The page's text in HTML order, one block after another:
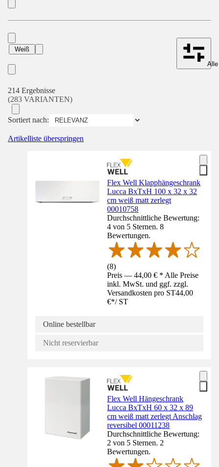
Weiß
214 Ergebnisse
(283 VARIANTEN)
Sortiert nach:
Artikelliste überspringen
Flex Well Klapphängeschrank
Lucca BxTxH 100 x 32 x 32
cm weiß matt zerlegt
00010758
Durchschnittliche Bewertung:
4 von 5 Sternen. 8
Bewertungen.
(8)
Preis — 44,00 € * Alle Preise
inkl. MwSt. und ggf. zzgl.
Versandkosten pro ST44,00
€*/ ST
Online bestellbar
Nicht reservierbar
Flex Well Hängeschrank
Lucca BxTxH 60 x 32 x 89
cm weiß matt zerlegt Anschlag
reversibel 00011238
Durchschnittliche Bewertung:
2 von 5 Sternen. 2
Bewertungen.